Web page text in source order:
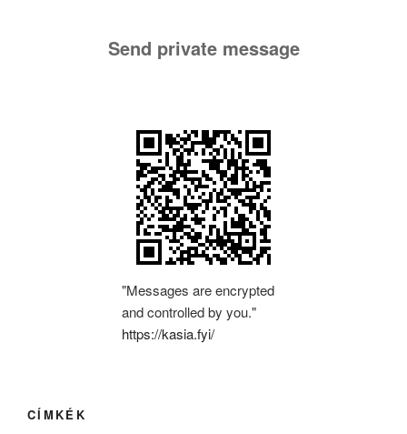
Send private message
"Messages are encrypted
and controlled by you."
https://kasia.fyi/
CÍMKÉK